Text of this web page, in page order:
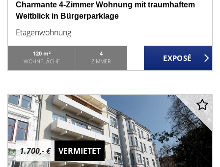
Charmante 4-Zimmer Wohnung mit traumhaftem
Weitblick in Bürgerparklage
Etagenwohnung
120 m²
WOHNFLÄCHE
4
ZIMMER
1.700,- € VERMIETET